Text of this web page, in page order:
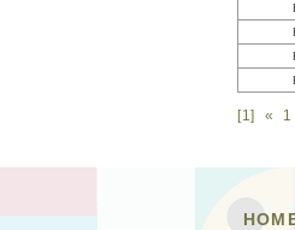
[1] « 1